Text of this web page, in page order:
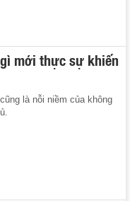
mới thực sự khiến
là nỗi niềm của không